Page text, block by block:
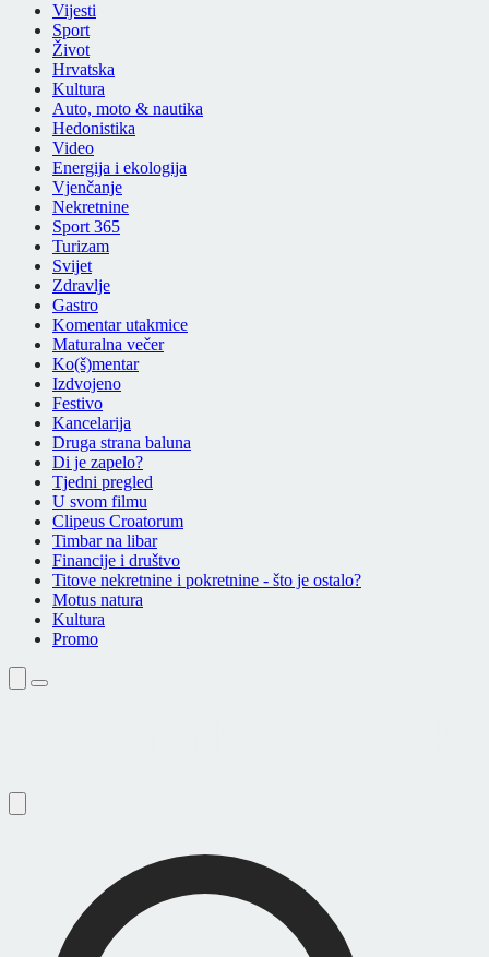
Vijesti
Sport
Život
Hrvatska
Kultura
Auto, moto & nautika
Hedonistika
Video
Energija i ekologija
Vjenčanje
Nekretnine
Sport 365
Turizam
Svijet
Zdravlje
Gastro
Komentar utakmice
Maturalna večer
Ko(š)mentar
Izdvojeno
Festivo
Kancelarija
Druga strana baluna
Di je zapelo?
Tjedni pregled
U svom filmu
Clipeus Croatorum
Timbar na libar
Financije i društvo
Titove nekretnine i pokretnine - što je ostalo?
Motus natura
Kultura
Promo